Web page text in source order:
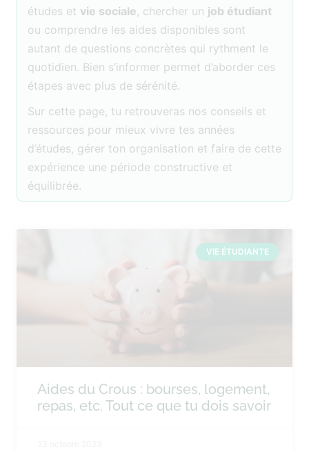
études et vie sociale, chercher un job étudiant
ou comprendre les aides disponibles sont
autant de questions concrètes qui rythment le
quotidien. Bien s’informer permet d’aborder ces
étapes avec plus de sérénité.
Sur cette page, tu retrouveras nos conseils et
ressources pour mieux vivre tes années
d’études, gérer ton organisation et faire de cette
expérience une période constructive et
équilibrée.
VIE ÉTUDIANTE
Aides du Crous : bourses, logement,
repas, etc. Tout ce que tu dois savoir